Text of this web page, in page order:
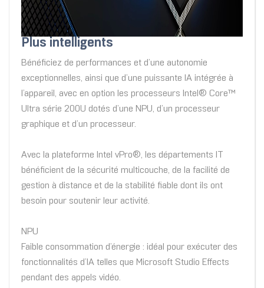
Plus intelligents
Bénéficiez de performances et d’une autonomie
exceptionnelles, ainsi que d’une puissante IA intégrée à
l’appareil, avec en option les processeurs Intel® Core™
Ultra série 200U dotés d’une NPU, d’un processeur
graphique et d’un processeur.
Avec la plateforme Intel vPro®, les départements IT
bénéficient de la sécurité multicouche, de la facilité de
gestion à distance et de la stabilité fiable dont ils ont
besoin pour soutenir leur activité.
NPU
Faible consommation d’énergie : idéal pour exécuter des
fonctionnalités d’IA telles que Microsoft Studio Effects
pendant des appels vidéo.